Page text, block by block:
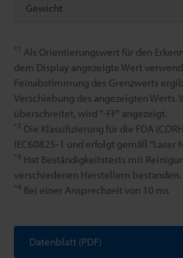
Gewicht
*1 Als Orientierungswert für den
dem Display angezeigte Wert
Feinabstimmung des Grenzwerts
Verschiebung des angezeigten Werts.
überschreitet, wird "-FF" angezeigt.
*2 Die Klassifizierung für die FDA
IEC60825-1 und erfolgt gemäß "Laser
*3 Hat Beständigkeitstests mit
verschiedenen Herstellern bestanden.
*4 Bei einer Ansprechzeit von 10 ms
Datenblatt (PDF)